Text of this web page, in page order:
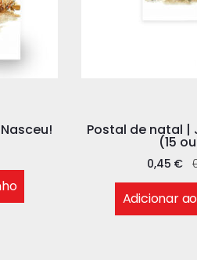
Postal de natal |
(15
0,45 €
Adicionar